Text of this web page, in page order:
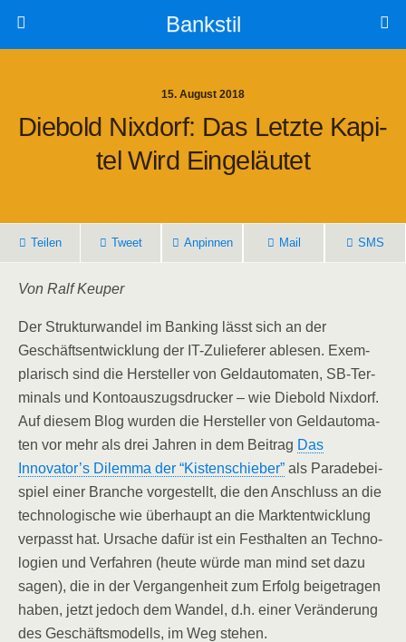
Bankstil
15. August 2018
Die­bold Nix­dorf: Das Letz­te Kapi­
Tel Wird Eingeläutet
Tei­len Tweet Anpin­nen Mail SMS
Von Ralf Keuper
Der Struk­tur­wan­del im Ban­king lässt sich an der
Geschäfts­ent­wick­lung der IT-Zulie­fe­rer able­sen. Exem­
pla­risch sind die Her­stel­ler von Geld­au­to­ma­ten, SB-Ter­
mi­nals und Kon­to­aus­zugs­dru­cker – wie Die­bold Nix­dorf.
Auf die­sem Blog wur­den die Her­stel­ler von Geld­au­to­ma­
ten vor mehr als drei Jah­ren in dem Bei­trag Das
Innovator’s Dilem­ma der “Kis­ten­schie­ber” als Para­de­bei­
spiel einer Bran­che vor­ge­stellt, die den Anschluss an die
tech­no­lo­gi­sche wie über­haupt an die Markt­ent­wick­lung
ver­passt hat. Ursa­che dafür ist ein Fest­hal­ten an Tech­no­
lo­gien und Ver­fah­ren (heu­te wür­de man mind set dazu
sagen), die in der Ver­gan­gen­heit zum Erfolg bei­getra­gen
haben, jetzt jedoch dem Wan­del, d.h. einer Ver­än­de­rung
des Geschäfts­mo­dells, im Weg stehen.